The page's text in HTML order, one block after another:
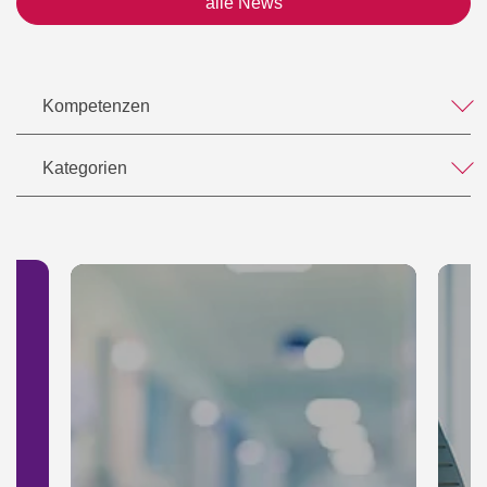
15.03.2012: IT-Outsourcing, Datenschutz und SLA,
Überblick über das Urheberrecht, Veranstalter:
Logistikvertrag, 6. Logistikrechtsforum der
Deutschen Logistik Akademie
Kompetenzen
Kategorien